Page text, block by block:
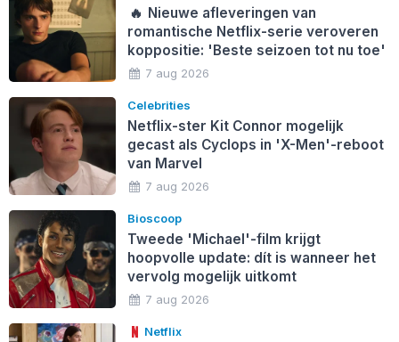
🔥 Nieuwe afleveringen van
romantische Netflix-serie veroveren
koppositie: 'Beste seizoen tot nu toe'
7 aug 2026
Celebrities
Netflix-ster Kit Connor mogelijk
gecast als Cyclops in 'X-Men'-reboot
van Marvel
7 aug 2026
Bioscoop
Tweede 'Michael'-film krijgt
hoopvolle update: dít is wanneer het
vervolg mogelijk uitkomt
7 aug 2026
Netflix